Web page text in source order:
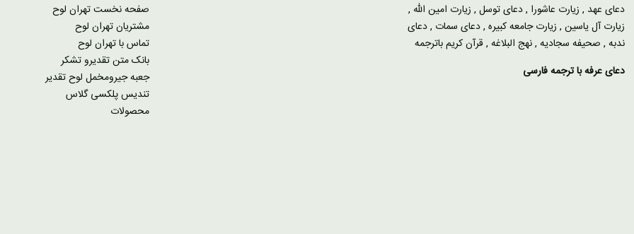
دعای عهد , زیارت عاشورا ,دعای توسل , زیارت امین الله ,
زیارت آل یاسین , زیارت جامعه کبیره ,دعای سمات ,دعای
ندبه , صحیفه سجادیه ,نهج البلاغه , قرآن کریم باترجمه
دعای عرفه با ترجمه فارسی
صفحه نخست تهران لوح
مشتریان تهران لوح
تماس با تهران لوح
بانک متن تقدیرو تشکر
جعبه جیرومخمل لوح تقدیر
تندیس پلکسی گلاس
محصولات